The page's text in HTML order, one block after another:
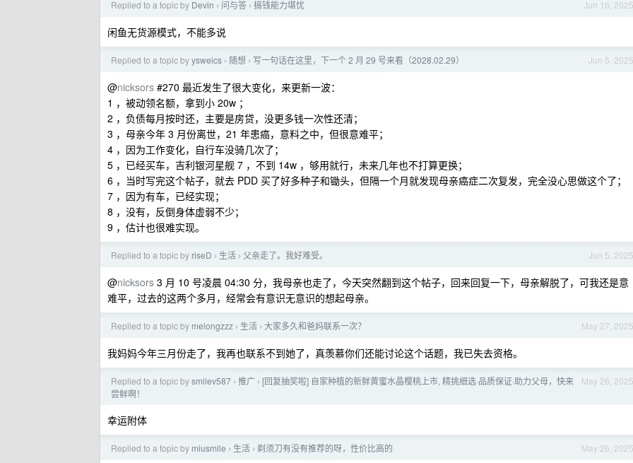
Jun 16, 2025
Replied to a topic by Devin › 问与答 › 搞钱能力堪忧
闲鱼无货源模式，不能多说
Jun 5, 2025
Replied to a topic byysweics › 随想 › 写一句话在这里，下一个 2 月 29 号来看（2028.02.29）
@nicksors #270 最近发生了很大变化，来更新一波：
1 ，被动领名额，拿到小 20w ；
2 ，负债每月按时还，主要是房贷，没更多钱一次性还清；
3 ，母亲今年 3 月份离世，21 年患癌，意料之中，但很意难平；
4 ，因为工作变化，自行车没骑几次了；
5 ，已经买车，吉利银河星舰 7 ，不到 14w ，够用就行，未来几年也不打算更换；
6 ，当时写完这个帖子，就去 PDD 买了好多种子和锄头，但隔一个月就发现母亲癌症二次复发，完全没心思做这个了；
7 ，因为有车，已经实现；
8 ，没有，反倒身体虚弱不少；
9 ，估计也很难实现。
Jun 5, 2025
Replied to a topic by riseD › 生活 › 父亲走了。我好难受。
@nicksors 3 月 10 号凌晨 04:30 分，我母亲也走了，今天突然翻到这个帖子，回来回复一下，母亲解脱了，可我还是意
难平，过去的这两个多月，经常会有意识无意识的想起母亲。
May 27, 2025
Replied to a topic by melongzzz › 生活 › 大家多久和爸妈联系一次？
我妈妈今年三月份走了，我再也联系不到她了，真羡慕你们还能讨论这个话题，我已失去资格。
May 26, 2025
Replied to a topic bysmilev587 › 推广 › [回复抽奖啦] 自家种植的新鲜黄蜜水晶樱桃上市, 精挑细选·品质保证·助力父母，快来
尝鲜啊！
幸运附体
May 26, 2025
Replied to a topic by miusmile › 生活 › 剃须刀有没有推荐的呀，性价比高的